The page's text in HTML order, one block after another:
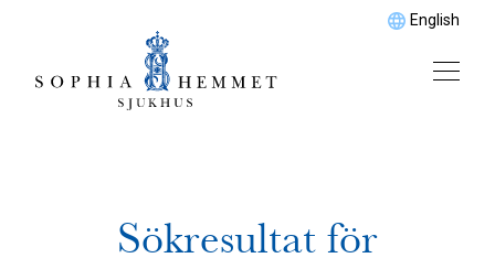
English
Sökresultat för